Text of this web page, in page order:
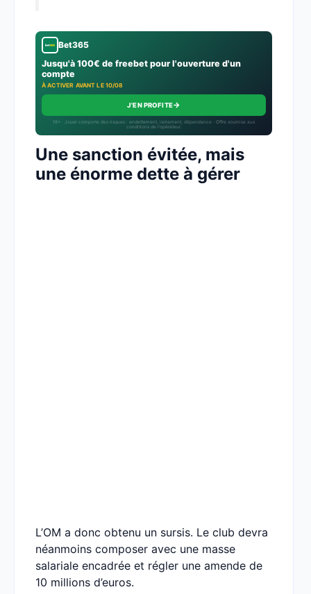
Bet365
Jusqu'à 100€ de freebet pour l'ouverture d'un
compte
À ACTIVER AVANT LE 10/08
J'EN PROFITE→
18+ · Jouer comporte des risques : endettement, isolement, dépendance · Offre soumise aux
conditions de l’opérateur.
Une sanction évitée, mais
une énorme dette à gérer
L’OM a donc obtenu un sursis. Le club devra
néanmoins composer avec une masse
salariale encadrée et régler une amende de
10 millions d’euros.